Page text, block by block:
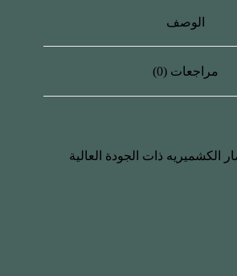
الوصف
مراجعات (0)
الكشميريه ذات الجودة العالية